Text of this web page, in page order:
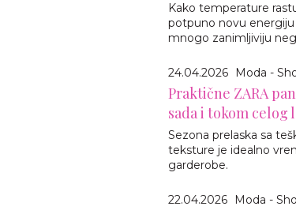
Kako temperature
potpuno novu
mnogo zanimljiviju
24.04.2026 Moda -
Praktične ZARA
sada i tokom celog
Sezona prelaska sa
teksture je idealno
garderobe.
22.04.2026 Moda -